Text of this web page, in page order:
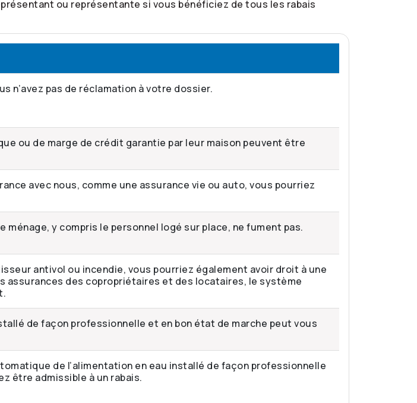
ou représentante si vous bénéficiez de tous les rabais
n’avez pas de réclamation à votre dossier.
ou de marge de crédit garantie par leur maison peuvent être
avec nous, comme une assurance vie ou auto, vous pourriez
ménage, y compris le personnel logé sur place, ne fument pas.
antivol ou incendie, vous pourriez également avoir droit à une
assurances des copropriétaires et des locataires, le système
de façon professionnelle et en bon état de marche peut vous
de l’alimentation en eau installé de façon professionnelle
être admissible à un rabais.